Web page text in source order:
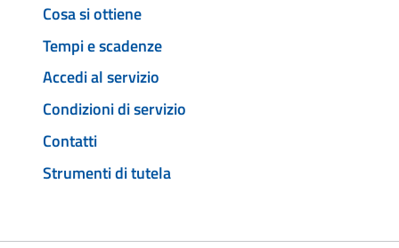
Cosa si ottiene
Tempi e scadenze
Accedi al servizio
Condizioni di servizio
Contatti
Strumenti di tutela